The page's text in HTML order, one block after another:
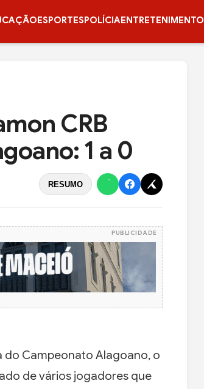
ESPORTESPOLÍCIAENTRETENIMENTO
CRB
1 a 0
RESUMO
PUBLICIDADE
Campeonato Alagoano, o
de vários jogadores que